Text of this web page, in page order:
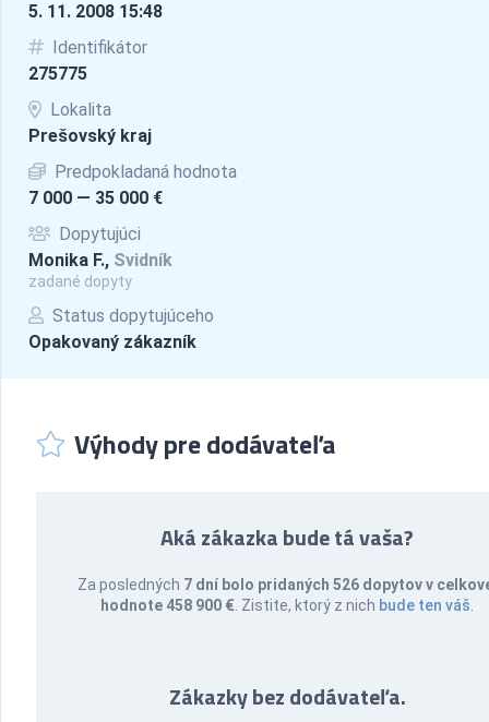
5. 11. 2008 15:48
Identifikátor
275775
Lokalita
Prešovský kraj
Predpokladaná hodnota
7 000 — 35 000 €
Dopytujúci
Monika F., Svidník
zadané dopyty
Status dopytujúceho
Opakovaný zákazník
Výhody pre dodávateľa
Aká zákazka bude tá vaša?
Za posledných 7 dní bolo pridaných 526 dopytov v
hodnote 458 900 € . Zistite, ktorý z nich bude ten váš
Zákazky bez dodávateľa.